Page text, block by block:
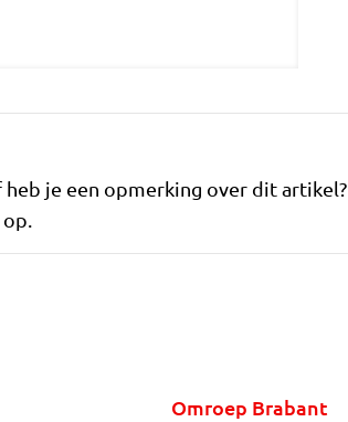
je een opmerking over dit artikel?
Omroep Brabant